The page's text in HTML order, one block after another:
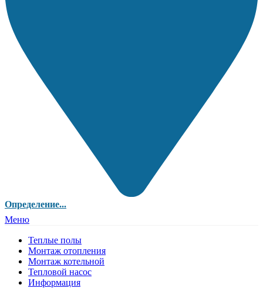
Определение...
Меню
Теплые полы
Монтаж отопления
Монтаж котельной
Тепловой насос
Информация